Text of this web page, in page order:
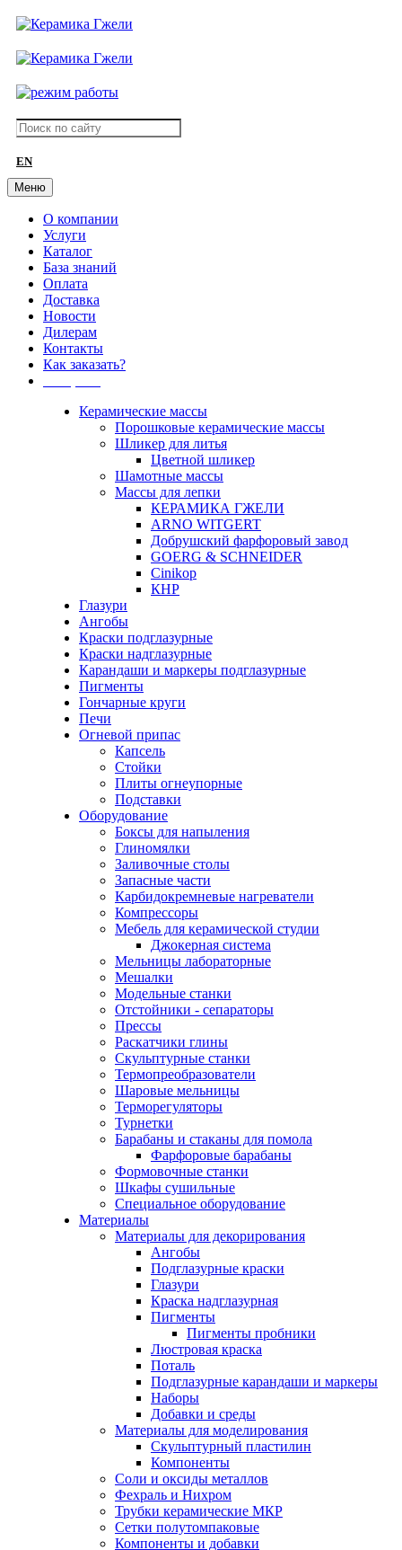
EN
Меню
О компании
Услуги
Каталог
База знаний
Оплата
Доставка
Новости
Дилерам
Контакты
Как заказать?
Керамические массы
Порошковые керамические массы
Шликер для литья
Цветной шликер
Шамотные массы
Массы для лепки
КЕРАМИКА ГЖЕЛИ
ARNO WITGERT
Добрушский фарфоровый завод
GOERG & SCHNEIDER
Cinikop
КНР
Глазури
Ангобы
Краски подглазурные
Краски надглазурные
Карандаши и маркеры подглазурные
Пигменты
Гончарные круги
Печи
Огневой припас
Капсель
Стойки
Плиты огнеупорные
Подставки
Оборудование
Боксы для напыления
Глиномялки
Заливочные столы
Запасные части
Карбидокремневые нагреватели
Компрессоры
Мебель для керамической студии
Джокерная система
Мельницы лабораторные
Мешалки
Модельные станки
Отстойники - сепараторы
Прессы
Раскатчики глины
Скульптурные станки
Термопреобразователи
Шаровые мельницы
Терморегуляторы
Турнетки
Барабаны и стаканы для помола
Фарфоровые барабаны
Формовочные станки
Шкафы сушильные
Специальное оборудование
Материалы
Материалы для декорирования
Ангобы
Подглазурные краски
Глазури
Краска надглазурная
Пигменты
Пигменты пробники
Люстровая краска
Поталь
Подглазурные карандаши и маркеры
Наборы
Добавки и среды
Материалы для моделирования
Скульптурный пластилин
Компоненты
Соли и оксиды металлов
Фехраль и Нихром
Трубки керамические МКР
Сетки полутомпаковые
Компоненты и добавки